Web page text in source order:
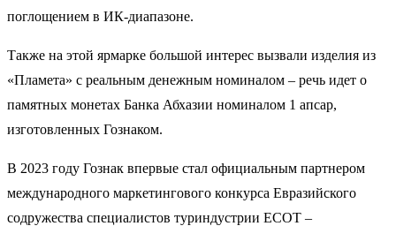
поглощением в ИК-диапазоне.
Также на этой ярмарке большой интерес вызвали изделия из
«Пламета» с реальным денежным номиналом – речь идет о
памятных монетах Банка Абхазии номиналом 1 апсар,
изготовленных Гознаком.
В 2023 году Гознак впервые стал официальным партнером
международного маркетингового конкурса Евразийского
содружества специалистов туриндустрии ЕСОТ –